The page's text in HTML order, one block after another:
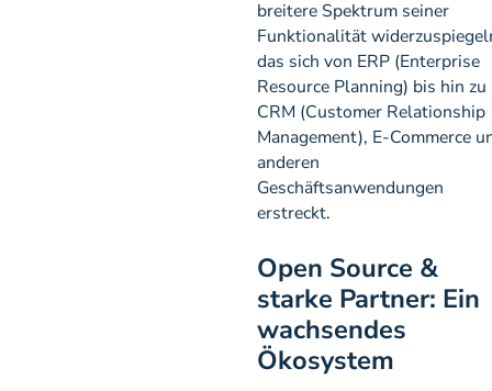
breitere Spektrum seiner
Funktionalität
das sich von ERP (Enterprise
Resource Planning) bis hin zu
CRM (Customer Relationship
Management), E-Commerce
anderen
Geschäftsanwendungen
erstreckt.
Open Source &
starke Partner: Ein
wachsendes
Ökosystem